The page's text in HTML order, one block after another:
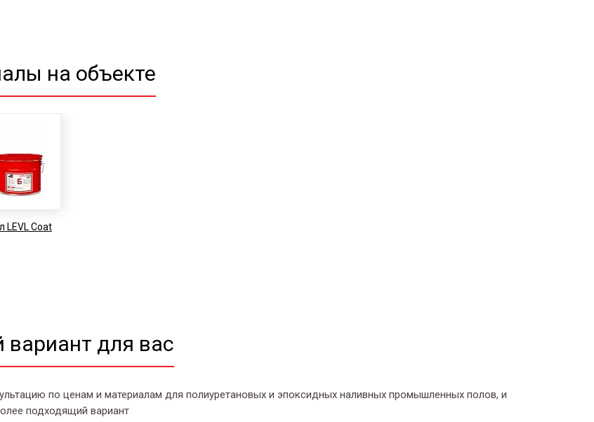
на объекте
LEVL Coat
для вас
по ценам и материалам для полиуретановых и эпоксидных наливных промышленных полов, и
подходящий вариант